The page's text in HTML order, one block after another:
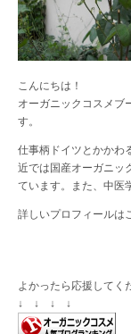
こんにちは！
オーガニックコスメブ
す。
仕事柄ドイツとかかわ
近では国産オーガニッ
ています。また、中医
詳しいプロフィールは
よかったら応援してく
↓ ↓ ↓ ↓